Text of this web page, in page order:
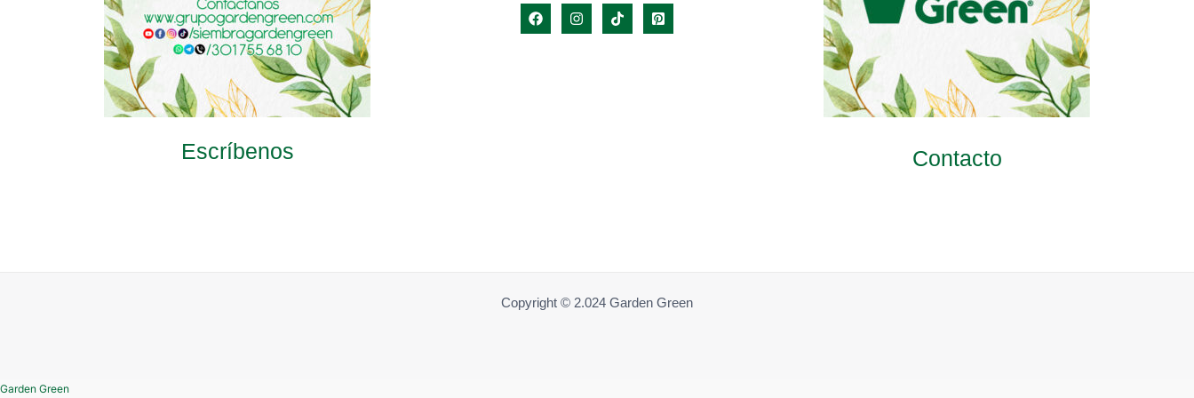
Escríbenos Contacto
Copyright © 2.024 Garden Green
Garden Green